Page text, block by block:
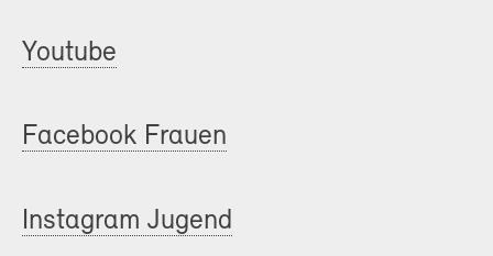
Youtube
Facebook Frauen
Instagram Jugend